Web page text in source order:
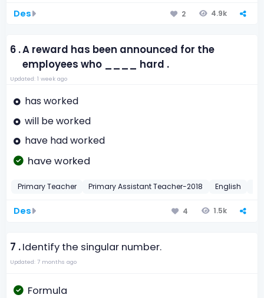
Des 2 4.9k
6 .A reward has been announced for the
employees who ____ hard .
Updated: 1 week ago
has worked
will be worked
have had worked
have worked
Primary Teacher Primary Assistant Teacher-2018 English
Des 4 1.5k
7 .Identify the singular number.
Updated: 7 months ago
Formula